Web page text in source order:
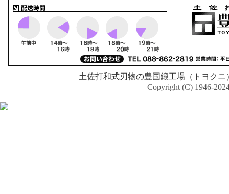
土佐打和式刃物の豊国鍛工場（トヨクニ
Copyright (C) 1946-